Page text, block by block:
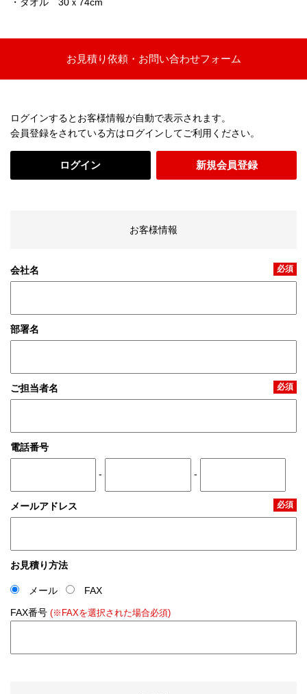
お見積り依頼・お問い合わせフォーム
ログインするとお客様情報が自動で表示されます。
会員登録をされている方はログインしてご利用ください。
ログイン 新規会員登録
お客様情報
会社名 必須
部署名
ご担当者名 必須
電話番号
- -
メールアドレス 必須
お見積り方法
メール
FAX
FAX番号 (※FAXを選択された場合必須)